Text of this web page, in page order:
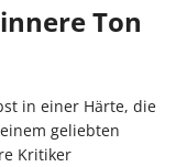
Ton
in einer Härte, die
geliebten
Kritiker